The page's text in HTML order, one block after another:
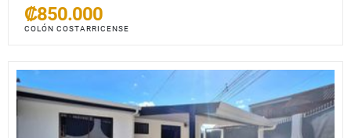
₡850.000
COLÓN COSTARRICENSE